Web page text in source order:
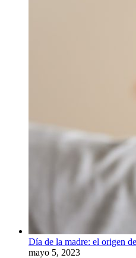
Día de la madre: el origen
mayo 5, 2023